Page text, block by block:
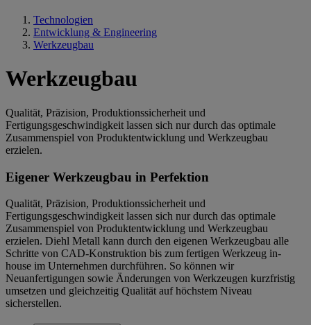
Technologien
Entwicklung & Engineering
Werkzeugbau
Werkzeugbau
Qualität, Präzision, Produktionssicherheit und
Fertigungsgeschwindigkeit lassen sich nur durch das optimale
Zusammenspiel von Produktentwicklung und Werkzeugbau
erzielen.
Eigener Werkzeugbau in Perfektion
Qualität, Präzision, Produktionssicherheit und
Fertigungsgeschwindigkeit lassen sich nur durch das optimale
Zusammenspiel von Produktentwicklung und Werkzeugbau
erzielen. Diehl Metall kann durch den eigenen Werkzeugbau alle
Schritte von CAD-Konstruktion bis zum fertigen Werkzeug in-
house im Unternehmen durchführen. So können wir
Neuanfertigungen sowie Änderungen von Werkzeugen kurzfristig
umsetzen und gleichzeitig Qualität auf höchstem Niveau
sicherstellen.